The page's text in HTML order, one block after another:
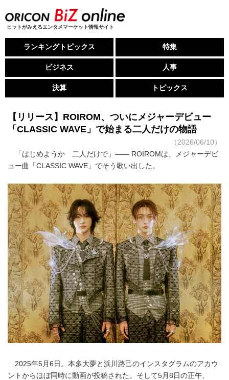
ヒットがみえるエンタメマーケット情報サイト
ランキングトピックス 特集
ビジネス 人事
決算 トピックス
【リリース】ROIROM、ついにメジャーデビュー
「CLASSIC WAVE」で始まる二人だけの物語
（2026/06/10）
「はじめようか 二人だけで」―― ROIROMは、メジャーデビ
ュー曲「CLASSIC WAVE」でそう歌い出した。
2025年5月6日。本多大夢と浜川路己のインスタグラムのアカウ
ントからほぼ同時に動画が投稿された。そして5月8日の正午、